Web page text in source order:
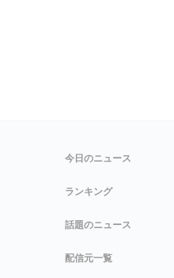
今日のニュース
ランキング
話題のニュース
配信元一覧